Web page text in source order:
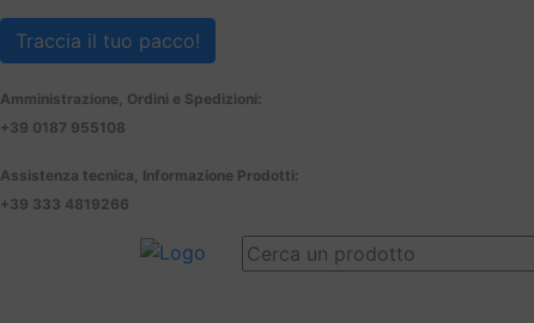
Traccia il tuo pacco!
Amministrazione, Ordini e Spedizioni:
+39 0187 955108
Assistenza tecnica, Informazione Prodotti:
+39 333 4819266